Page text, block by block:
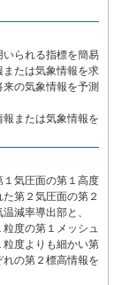
られる指標を簡易
たは気象情報を求
の気象情報を予測
または気象情報を
気圧面の第１高度
第２気圧面の第２
減率導出部と、
度の第１メッシュ
度よりも細かい第
の第２標高情報を